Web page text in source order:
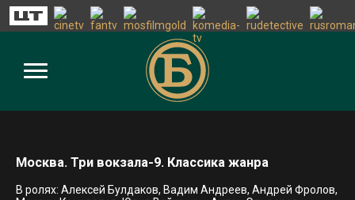
Москва. Три вокзала-9. Классика жанра
В ролях: Алексей Булдаков, Вадим Андреев, Андрей Фролов,